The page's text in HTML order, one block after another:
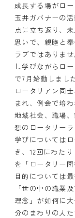
成長する場がロー
玉井ガバナーの
点に立ち返り、
思いで、親睦と
ラブではありま
し学びながらロ
で7月始動しまし
ロータリアン同
まれ、例会で培
地域社会、職場
想のロータリーラ
学びについては
き、12回にわた
を「ロータリー
目的については
「世の中の職業
理念」が如何に
分のまわりの人